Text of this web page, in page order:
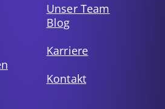
Unser Team
Blog
Karriere
Kontakt